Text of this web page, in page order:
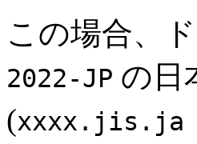
この場合、
2022-JP の日
(xxxx.jis.ja